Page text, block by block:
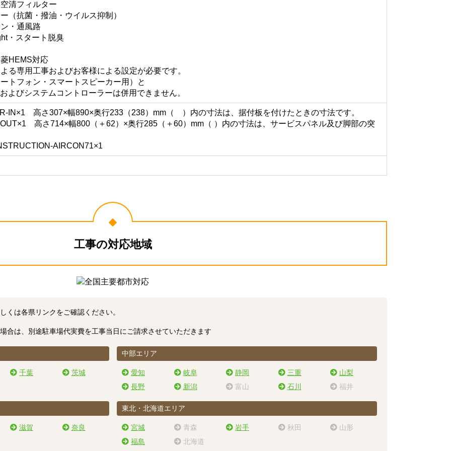
清フィルター
（抗菌・撥油・ウイルス抑制）
・通風路
・スタート脱臭
HEMS対応
る専用工事およびお客様による設定が必要です。
トフォン・スマートスピーカー用）と
よびシステムコントローラーは併用できません。
IN×1 高さ307×幅890×奥行233（238）mm（ ）内の寸法は、据付板を付けたときの寸法です。
高さ714×幅800（＋62）×奥行285（＋60）mm（ ）内の寸法は、サービスパネル及び脚部の突
AIRCON71×1
工事の対応地域
くは各県リンクをご確認ください。
合は、別途駐車場代実費を工事当日にご請求させていただきます
千葉 茨城
中部エリア
愛知 岐阜 静岡 三重
山梨
長野
新潟 富山 石川 福井
滋賀 奈良
東北・北海道エリア
宮城 青森 岩手 秋田
山形
福島
北海道